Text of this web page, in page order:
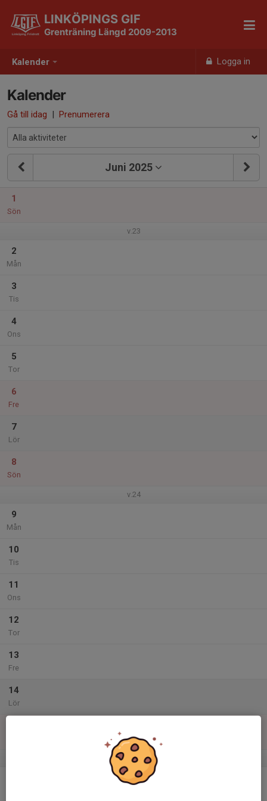
Kalender Logga in
LINKÖPINGS GIF
Grenträning Längd 2009-2013
Kalender
Gå till idag | Prenumerera
Juni 2025
1
Sön
v.23
2
Mån
3
Tis
4
Ons
5
Tor
6
Fre
7
Lör
8
Sön
v.24
9
Mån
10
Tis
11
Ons
12
Tor
13
Fre
14
Lör
v.25